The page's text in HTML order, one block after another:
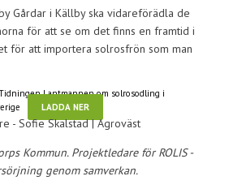
Gårdar i Källby ska vidareförädla de
för att se om det finns en framtid i
för att importera solrosfrön som man
Lantmannen om solrosodling i
LADDA NER
Kommun. Projektledare för ROLIS -
genom samverkan.